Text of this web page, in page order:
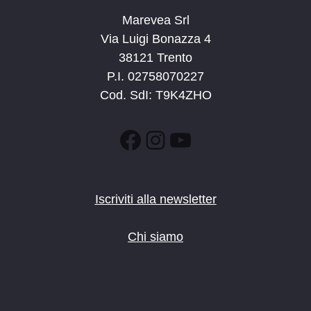
Marevea Srl
Via Luigi Bonazza 4
38121 Trento
P.I. 02758070227
Cod. SdI: T9K4ZHO
Facebook
Instagram
YouTube
Iscriviti alla newsletter
Chi siamo